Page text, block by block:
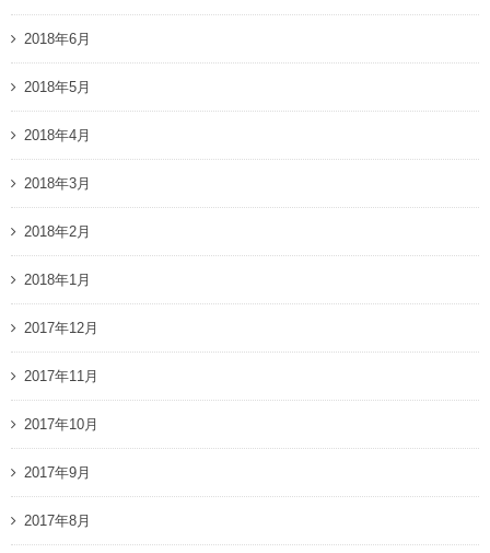
2018年6月
2018年5月
2018年4月
2018年3月
2018年2月
2018年1月
2017年12月
2017年11月
2017年10月
2017年9月
2017年8月